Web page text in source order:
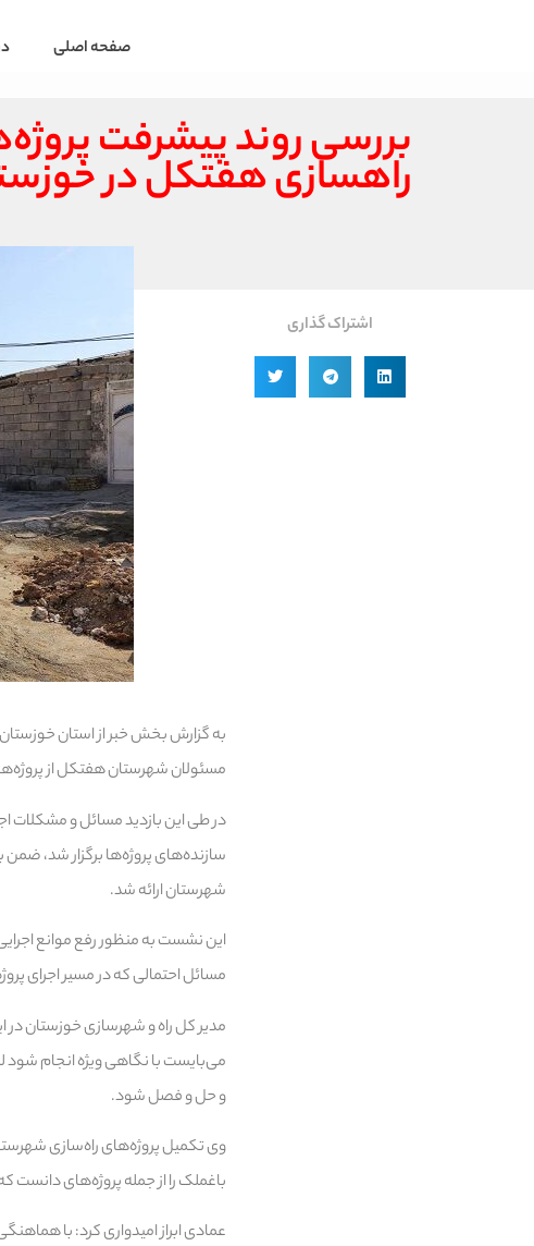
صفحه اصلی
بررسی روند پیشرفت
راهسازی هفتکل در
اشتراک گذاری
به گزارش بخش خبر از استان
مسئولان شهرستان هفتکل از
در طی این بازدید مسائل و مشکلات
سازنده‌های پروژه‌ها برگزار شد،
شهرستان ارائه شد.
این نشست به منظور رفع موانع
مسائل احتمالی که در مسیر اجرای
مدیر کل راه و شهرسازی خوزستان
می‌بایست با نگاهی ویژه انجام
و حل و فصل شود.
وی تکمیل پروژه‌های راه‌سازی
باغملک را از جمله پروژه‌های دانست
عمادی ابراز امیدواری کرد: با